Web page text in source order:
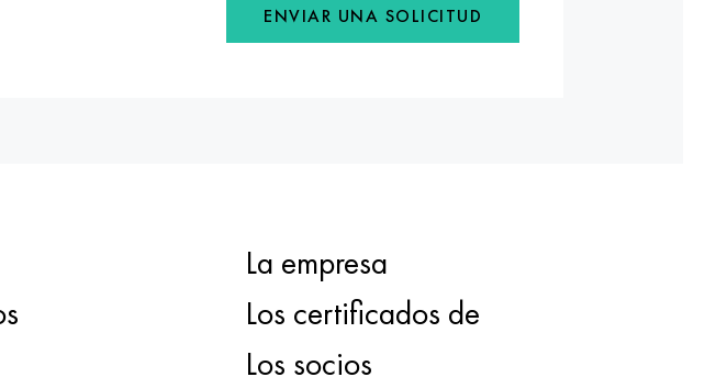
ENVIAR UNA SOLICITUD
La empresa
Los certificados de
Los socios